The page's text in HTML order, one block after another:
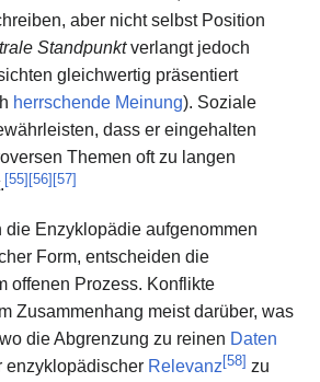
aber nicht selbst Position
Standpunktverlangt jedoch
gleichwertig präsentiert
herrschende Meinung). Soziale
dass er eingehalten
Themen oft zu langen
[55][56][57]
die Enzyklopädie aufgenommen
Form, entscheiden die
offenen Prozess. Konflikte
Zusammenhang meist darüber, was
die Abgrenzung zu reinen Daten
enzyklopädischer Relevanz[58] zu